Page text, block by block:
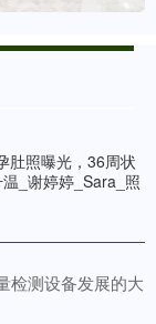
肚照曝光，36周状
_谢婷婷_Sara_照
检测设备发展的大